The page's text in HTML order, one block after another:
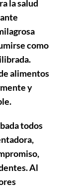
la salud
como
alimentos
y
todos
Al